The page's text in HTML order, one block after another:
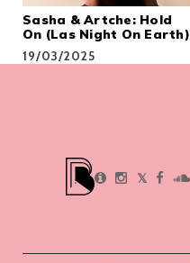
Sasha & Artche: Hold
On (Las Night On Earth)
19/03/2025
𝕏